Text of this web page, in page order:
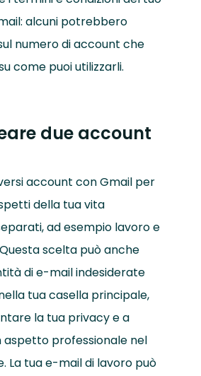
alcuni potrebbero
numero di account che
come puoi utilizzarli.
due account
account con Gmail per
della tua vita
ad esempio lavoro e
scelta può anche
di e-mail indesiderate
tua casella principale,
la tua privacy e a
aspetto professionale nel
La tua e-mail di lavoro può